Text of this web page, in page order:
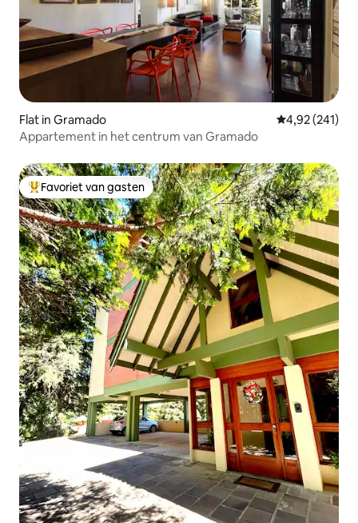
Flat in Gramado Gemiddelde
4,92 (241)
Appartement in het centrum van Gramado
Topfavoriet van gasten
Favoriet van gasten